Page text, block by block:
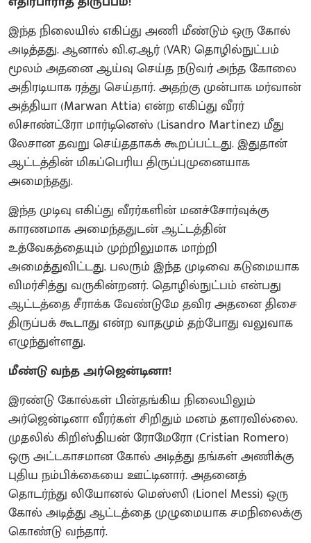
இந்த நிலையில் எகிப்து அணி மீண்டும் ஒரு கோல்
அடித்தது. ஆனால் வி.ஏ.ஆர் (VAR) தொழில்நுட்பம்
மூலம் அதனை ஆய்வு செய்த நடுவர் அந்த கோலை
அதிரடியாக ரத்து செய்தார். அதற்கு முன்பாக மர்வான்
அத்தியா (Marwan Attia) என்ற எகிப்து வீரர்
லிசாண்ட்ரோ மார்டினெஸ் (Lisandro Martinez) மீது
லேசான தவறு செய்ததாகக் கூறப்பட்டது. இதுதான்
ஆட்டத்தின் மிகப்பெரிய திருப்புமுனையாக
அமைந்தது.
இந்த முடிவு எகிப்து வீரர்களின் மனச்சோர்வுக்கு
காரணமாக அமைந்ததுடன் ஆட்டத்தின்
உத்வேகத்தையும் முற்றிலுமாக மாற்றி
அமைத்துவிட்டது. பலரும் இந்த முடிவை கடுமையாக
விமர்சித்து வருகின்றனர். தொழில்நுட்பம் என்பது
ஆட்டத்தை சீராக்க வேண்டுமே தவிர அதனை திசை
திருப்பக் கூடாது என்ற வாதமும் தற்போது வலுவாக
எழுந்துள்ளது.
மீண்டு வந்த அர்ஜென்டினா!
இரண்டு கோல்கள் பின்தங்கிய நிலையிலும்
அர்ஜென்டினா வீரர்கள் சிறிதும் மனம் தளரவில்லை.
முதலில் கிறிஸ்தியன் ரோமேரோ (Cristian Romero)
ஒரு அட்டகாசமான கோல் அடித்து தங்கள் அணிக்கு
புதிய நம்பிக்கையை ஊட்டினார். அதனைத்
தொடர்ந்து லியோனல் மெஸ்ஸி (Lionel Messi) ஒரு
கோல் அடித்து ஆட்டத்தை முழுமையாக சமநிலைக்கு
கொண்டு வந்தார்.